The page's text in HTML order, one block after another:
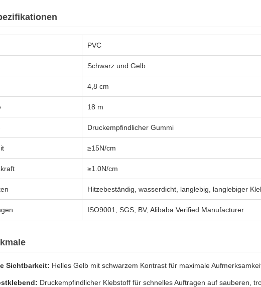
PVC
Schwarz und Gelb
4,8 cm
18 m
Druckempfindlicher Gummi
≥15N/cm
≥1.0N/cm
Hitzebeständig, wasserdicht, langlebig, langlebiger
ISO9001, SGS, BV, Alibaba Verified Manufacturer
Sichtbarkeit: Helles Gelb mit schwarzem Kontrast für maximale
Druckempfindlicher Klebstoff für schnelles Auftragen auf sauberen,